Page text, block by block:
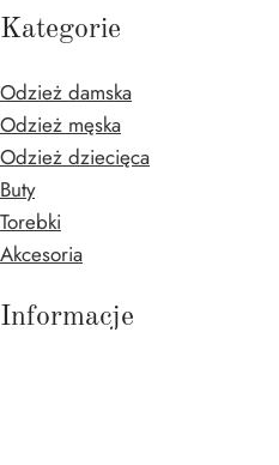
Kategorie
Odzież damska
Odzież męska
Odzież dziecięca
Buty
Torebki
Akcesoria
Informacje